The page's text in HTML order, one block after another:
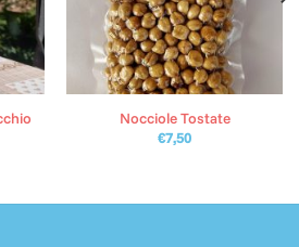
Nocciole Tostate
€7,50